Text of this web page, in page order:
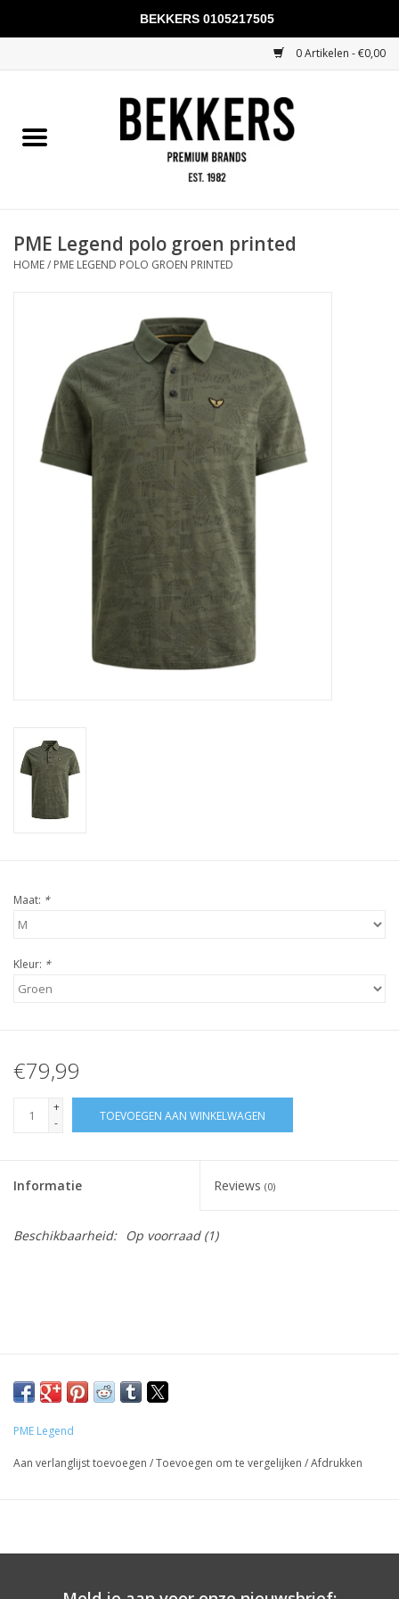
0 Artikelen - €0,00
Mannen
KADOBONNEN
PME Legend polo groen printed
HOME/ PME LEGEND POLO GROEN PRINTED
Maat: *
Kleur: *
€79,99
+
-
TOEVOEGEN AAN WINKELWAGEN
Informatie Reviews (0)
Beschikbaarheid: Op voorraad(1)
PME Legend
Aan verlanglijst toevoegen /Toevoegen om te vergelijken /Afdrukken
BEKKERS 0105217505